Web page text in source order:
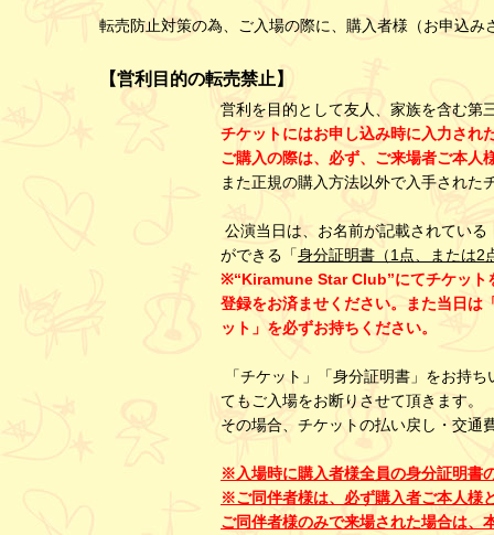
転売防止対策の為、ご入場の際に、購入者様（お申込
【営利目的の転売禁止】
営利を目的として友人、家族を含む第
チケットにはお申し込み時に入力され
ご購入の際は、必ず、ご来場者ご本人
また正規の購入方法以外で入手された
公演当日は、お名前が記載されている
ができる「身分証明書（1点、または2
※“Kiramune Star Club”にてチケット
登録をお済ませください。また当日
ット」を必ずお持ちください。
「チケット」「身分証明書」をお持
てもご入場をお断りさせて頂きます。
その場合、チケットの払い戻し・交通
※入場時に購入者様全員の身分証明書
※ご同伴者様は、必ず購入者ご本人様
ご同伴者様のみで来場された場合は、